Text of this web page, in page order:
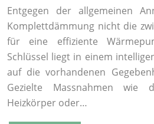
Entgegen der allgemeinen
Komplettdämmung nicht die
für eine effiziente
Schlüssel liegt in einem
auf die vorhandenen
Gezielte Massnahmen wie
Heizkörper oder…